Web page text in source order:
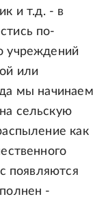
и т.д. - в
по-
учреждений
или
мы начинаем
сельскую
как
появляются
-